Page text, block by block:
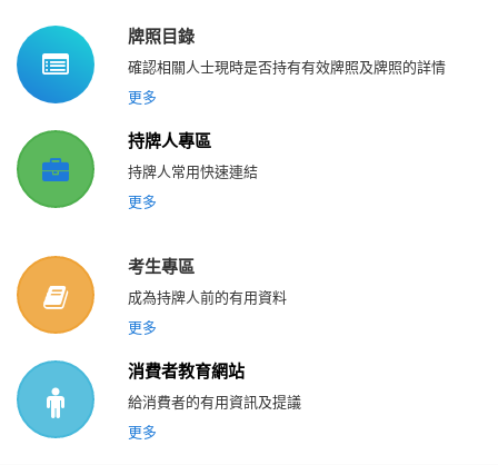
牌照目錄
確認相關人士現時是否持有有效牌照及牌照的詳情
更多
持牌人專區
持牌人常用快速連結
更多
考生專區
成為持牌人前的有用資料
更多
消費者教育網站
給消費者的有用資訊及提議
更多